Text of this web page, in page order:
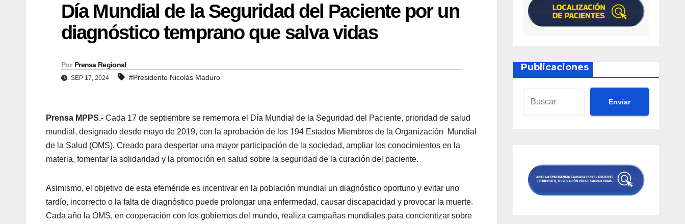
Día Mundial de la Seguridad del Paciente por un
diagnóstico temprano que salva vidas
Por Prensa Regional
SEP 17, 2024 #Presidente Nicolás Maduro
Prensa MPPS.- Cada 17 de septiembre se rememora el Día Mundial de la Seguridad del Paciente, prioridad de salud
mundial, designado desde mayo de 2019, con la aprobación de los 194 Estados Miembros de la Organización Mundial
de la Salud (OMS). Creado para despertar una mayor participación de la sociedad, ampliar los conocimientos en la
materia, fomentar la solidaridad y la promoción en salud sobre la seguridad de la curación del paciente.
Asimismo, el objetivo de esta efeméride es incentivar en la población mundial un diagnóstico oportuno y evitar uno
tardío, incorrecto o la falta de diagnóstico puede prolongar una enfermedad, causar discapacidad y provocar la muerte.
Cada año la OMS, en cooperación con los gobiernos del mundo, realiza campañas mundiales para concientizar sobre
Publicaciones
Envíar